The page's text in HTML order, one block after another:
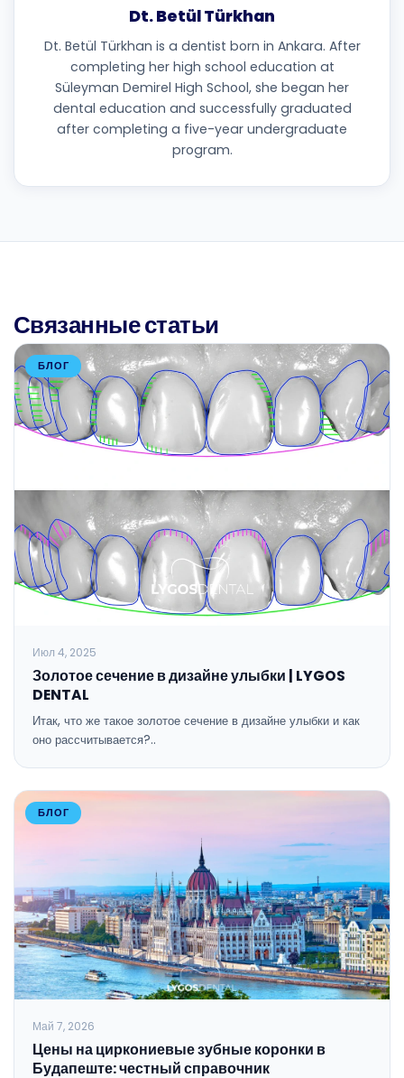
Dt. Betül Türkhan
Dt. Betül Türkhan is a dentist born in Ankara. After
completing her high school education at
Süleyman Demirel High School, she began her
dental education and successfully graduated
after completing a five-year undergraduate
program.
Связанные статьи
БЛОГ
Июл 4, 2025
Золотое сечение в дизайне улыбки | LYGOS
DENTAL
Итак, что же такое золотое сечение в дизайне улыбки и как
оно рассчитывается?..
БЛОГ
Май 7, 2026
Цены на циркониевые зубные коронки в
Будапеште: честный справочник